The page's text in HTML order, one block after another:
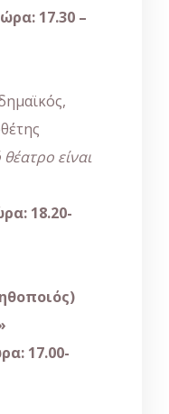
17.30 –
είναι
18.20-
17.00-